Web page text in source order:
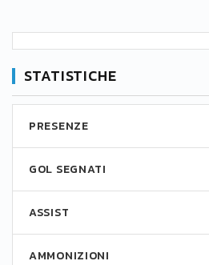
STATISTICHE
PRESENZE
GOL SEGNATI
ASSIST
AMMONIZIONI